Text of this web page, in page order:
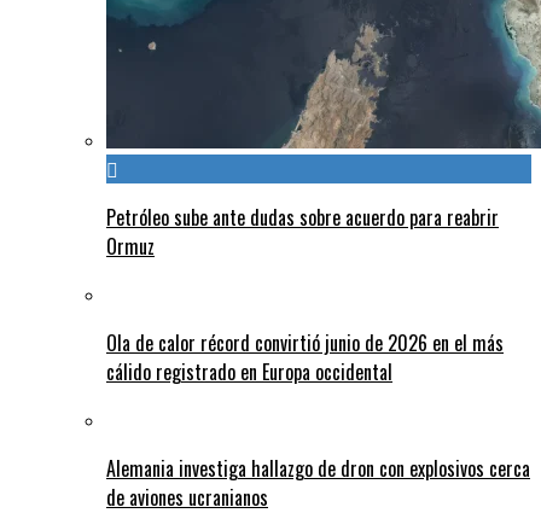
Petróleo sube ante dudas sobre acuerdo para reabrir
Ormuz
Ola de calor récord convirtió junio de 2026 en el más
cálido registrado en Europa occidental
Alemania investiga hallazgo de dron con explosivos cerca
de aviones ucranianos